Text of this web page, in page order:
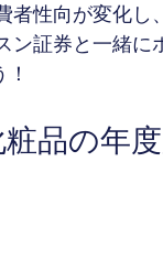
者性向が変化
ン証券と一緒
品の年